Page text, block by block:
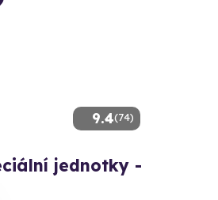
9.4(74)
jednotky -